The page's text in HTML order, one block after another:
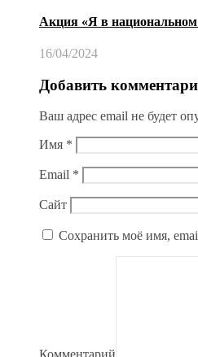
Акция «Я в
16/04/2024
Добавить
Ваш адрес email не будет
Имя *
Email *
Сайт
Сохранить моё имя,